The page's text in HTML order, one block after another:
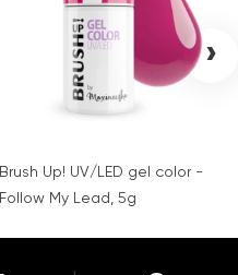
Brush Up! UV/LED gel color -
Follow My Lead, 5g
›